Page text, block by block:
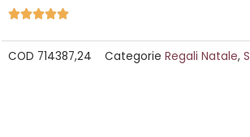
Valutazione
su
COD 714387,24 Categorie Regali Natale,